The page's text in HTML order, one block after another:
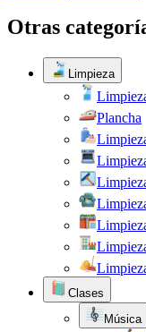
Otras
Limpieza
Plancha
Clases
Música